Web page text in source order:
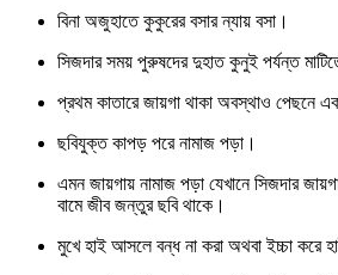
বিনা অজুহাতে কুকুরের বসার ন্যায় বসা।
সিজদার সময় পুরুষদের দুহাত কুনুই পর্যন্ত
প্রথম কাতারে জায়গা থাকা অবস্থাও পেছনে
ছবিযুক্ত কাপড় পরে নামাজ পড়া।
এমন জায়গায় নামাজ পড়া যেখানে সিজদার
বামে জীব জন্তুর ছবি থাকে।
মুখে হাই আসলে বন্ধ না করা অথবা ইচ্চা করে